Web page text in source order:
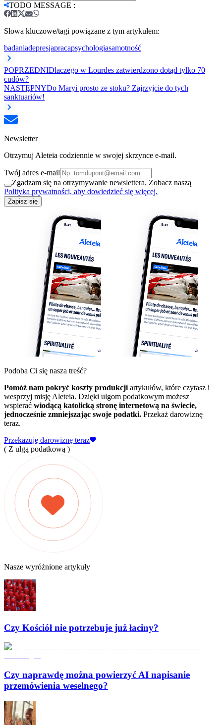
TODO MESSAGE :
Słowa kluczowe/tagi powiązane z tym artykułem:
badaniadepresjapracapsychologiasamotność
POPRZEDNIDlaczego w Lourdes zatwierdzono dotąd tylko 70
cudów?
NASTĘPNYDo Maryi prosto ze stoku? Zajrzyjcie do tych
sanktuariów!
Newsletter
Otrzymuj Aleteia codziennie w swojej skrzynce e-mail.
Twój adres e-mail
Zgadzam się na otrzymywanie newslettera. Zobacz naszą
Polityka prywatności, aby dowiedzieć się więcej.
Zapisz się
Podoba Ci się nasza treść?
Pomóż nam pokryć koszty produkcji artykułów, które czytasz i
wesprzyj misję Aleteia. Dzięki ulgom podatkowym możesz
wspierać wiodącą katolicką stronę internetową na świecie,
jednocześnie zmniejszając swoje podatki. Przekaż darowiznę
teraz.
Przekazuję darowiznę teraz
( Z ulgą podatkową )
Nasze wyróżnione artykuły
Czy Kościół nie potrzebuje już łaciny?
Czy naprawdę można powierzyć AI napisanie
przemówienia weselnego?